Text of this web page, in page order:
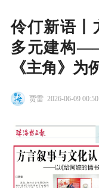
伶仃新语丨
多元建构
《主角》为
贾雷 2026-06-09 00:50